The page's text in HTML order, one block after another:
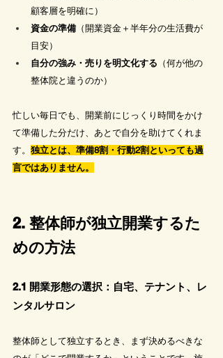
顧客層を明確に）
資金の準備 （開業資金＋半年分の生活費が
目安）
自分の強み・売りを明文化する （何が他の
整体院と違うのか）
忙しい毎日でも、開業前にじっくり時間をかけ
て準備した分だけ、あとで自分を助けてくれま
す。 独立とは、準備8割・行動2割といっても過
言ではありません。
2. 整体師が独立開業するた
めの方法
2.1 開業形態の選択：自宅、テナント、レ
ンタルサロン
整体師として独立するとき、まず決めるべきな